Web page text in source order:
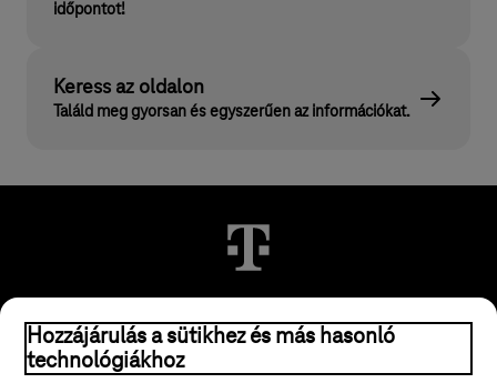
időpontot!
Keress az oldalon
Találd meg gyorsan és egyszerűen az információkat.
© 2026 Magyar Telekom Nyrt.
Hozzájárulás a sütikhez és más hasonló
technológiákhoz